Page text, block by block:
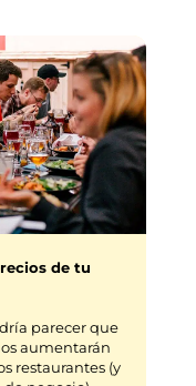
de tu
parecer que
aumentarán
restaurantes (y